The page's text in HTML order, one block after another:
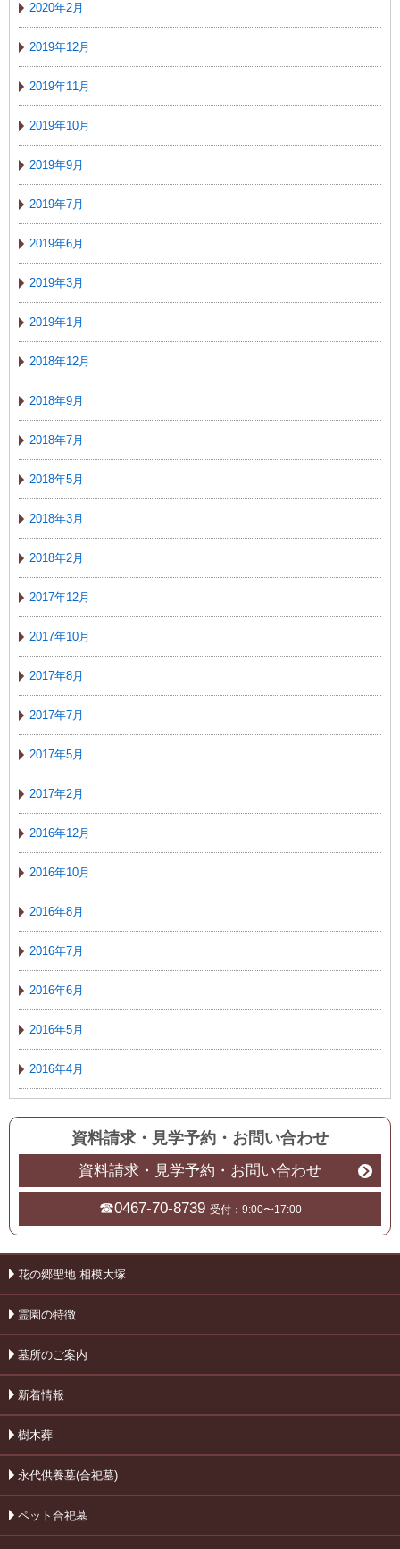
2020年2月
2019年12月
2019年11月
2019年10月
2019年9月
2019年7月
2019年6月
2019年3月
2019年1月
2018年12月
2018年9月
2018年7月
2018年5月
2018年3月
2018年2月
2017年12月
2017年10月
2017年8月
2017年7月
2017年5月
2017年2月
2016年12月
2016年10月
2016年8月
2016年7月
2016年6月
2016年5月
2016年4月
資料請求・見学予約 ・ お問い合わせ
資料請求・見学予約・お問い合わせ
☎0467-70-8739 受付：9:00〜17:00
花の郷聖地 相模大塚
霊園の特徴
墓所のご案内
新着情報
樹木葬
永代供養墓(合祀墓)
ペット合祀墓